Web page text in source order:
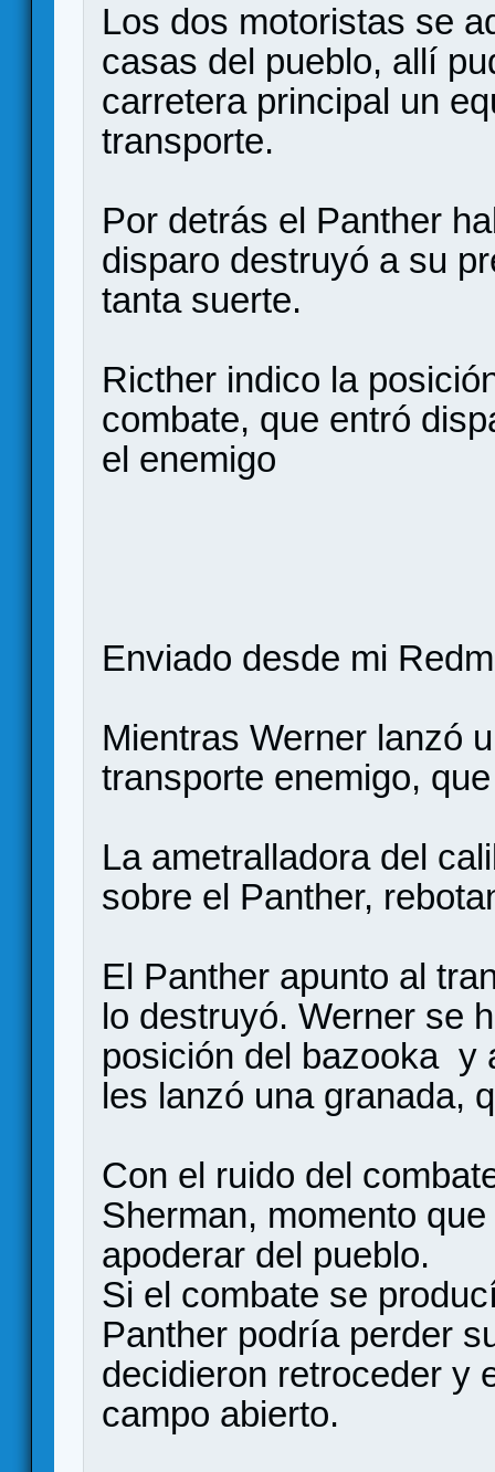
Los dos motoristas se
casas del pueblo, allí
carretera principal un
transporte.
Por detrás el Panther
disparo destruyó a su
tanta suerte.
Ricther indico la
combate, que entró
el enemigo
Enviado desde mi
Mientras Werner lanzó
transporte enemigo,
La ametralladora del
sobre el Panther,
El Panther apunto al
lo destruyó. Werner se
posición del bazooka y
les lanzó una granada,
Con el ruido del
Sherman, momento
apoderar del pueblo.
Si el combate se
Panther podría perder
decidieron retroceder y
campo abierto.